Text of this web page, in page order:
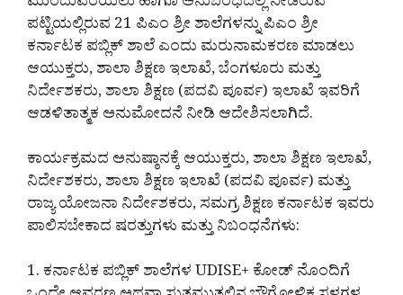
ಪಟ್ಟಿಯಲ್ಲಿರುವ 21 ಪಿಎಂ ಶ್ರೀ ಶಾಲೆಗಳನ್ನು ಪಿಎಂ ಶ್ರೀ
ಕರ್ನಾಟಕ ಪಬ್ಲಿಕ್ ಶಾಲೆ ಎಂದು ಮರುನಾಮಕರಣ ಮಾಡಲು
ಆಯುಕ್ತರು, ಶಾಲಾ ಶಿಕ್ಷಣ ಇಲಾಖೆ, ಬೆಂಗಳೂರು ಮತ್ತು
ನಿರ್ದೇಶಕರು, ಶಾಲಾ ಶಿಕ್ಷಣ (ಪದವಿ ಪೂರ್ವ) ಇಲಾಖೆ ಇವರಿಗೆ
ಆಡಳಿತಾತ್ಮಕ ಅನುಮೋದನೆ ನೀಡಿ ಆದೇಶಿಸಲಾಗಿದೆ.
ಕಾರ್ಯಕ್ರಮದ ಅನುಷ್ಠಾನಕ್ಕೆ ಆಯುಕ್ತರು, ಶಾಲಾ ಶಿಕ್ಷಣ ಇಲಾಖೆ,
ನಿರ್ದೇಶಕರು, ಶಾಲಾ ಶಿಕ್ಷಣ ಇಲಾಖೆ (ಪದವಿ ಪೂರ್ವ) ಮತ್ತು
ರಾಜ್ಯ ಯೋಜನಾ ನಿರ್ದೇಶಕರು, ಸಮಗ್ರ ಶಿಕ್ಷಣ ಕರ್ನಾಟಕ ಇವರು
ಪಾಲಿಸಬೇಕಾದ ಷರತ್ತುಗಳು ಮತ್ತು ನಿಬಂಧನೆಗಳು:
1. ಕರ್ನಾಟಕ ಪಬ್ಲಿಕ್ ಶಾಲೆಗಳ UDISE+ ಕೋಡ್ ನೊಂದಿಗೆ